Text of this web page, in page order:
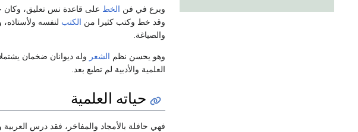
وبرع في فن الخط على قاعدة نس تعليق،
وقد خط وكتب كثيرا من الكتب لنفسه
والصياغة.
وهو يحسن نظم الشعر وله ديوانان ضخمان
العلمية والأدبية لم تطبع بعد.
حياته العلمية
فهي حافلة بالأمجاد والمفاخر، فقد درس العربية